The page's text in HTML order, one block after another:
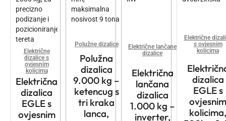
Električne
dizalice s
ovjesnim
kolicima
Električna
dizalica
EGLE s
ovjesnim
Polužne dizalice
Polužna
dizalica
9.000 kg –
ketencug s
tri kraka
lanca,
Električne lančane
dizalice
Električna
lančana
dizalica
1.000 kg –
inverter,
Električne
s ovjesnim
kolicima
dizalica
EGLE s
ovjesnim
kolicima,